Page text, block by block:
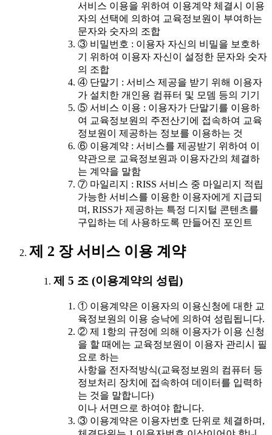
서비스 이용을 위하여 이용계약 체결시 이용
자의 선택에 의하여 교육정보원이 부여하는
문자와 숫자의 조합
③ 비밀번호 : 이용자 자신의 비밀을 보호하
기 위하여 이용자 자신이 설정한 문자와 숫자
의 조합
④ 단말기 : 서비스 제공을 받기 위해 이용자
가 설치한 개인용 컴퓨터 및 모뎀 등의 기기
⑤ 서비스 이용 : 이용자가 단말기를 이용하
여 교육정보원의 주전산기에 접속하여 교육
정보원이 제공하는 정보를 이용하는 것
⑥ 이용계약 : 서비스를 제공받기 위하여 이
약관으로 교육정보원과 이용자간의 체결하
는 계약을 말함
⑦ 마일리지 : RISS 서비스 중 마일리지 적립
가능한 서비스를 이용한 이용자에게 지급되
며, RISS가 제공하는 특정 디지털 콘텐츠를
구입하는 데 사용하도록 만들어진 포인트
제 2 장 서비스 이용 계약
제 5 조 (이용계약의 성립)
① 이용계약은 이용자의 이용신청에 대한 교
육정보원의 이용 승낙에 의하여 성립됩니다.
② 제 1항의 규정에 의해 이용자가 이용 신청
을 할 때에는 교육정보원이 이용자 관리시 필
요로 하는
사항을 전자적방식(교육정보원의 컴퓨터 등
정보처리 장치에 접속하여 데이터를 입력하
는 것을 말합니다)
이나 서면으로 하여야 합니다.
③ 이용계약은 이용자번호 단위로 체결하며,